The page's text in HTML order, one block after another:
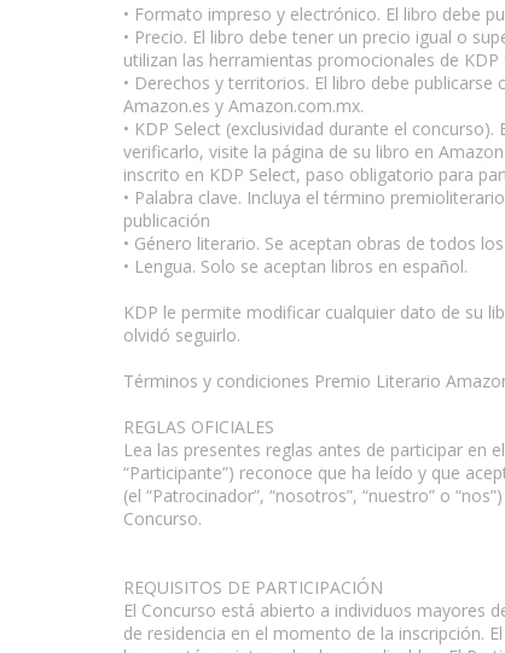
• Formato impreso y electrónico. El libro debe
• Precio. El libro debe tener un precio igual o
utilizan las herramientas promocionales de
• Derechos y territorios. El libro debe
Amazon.es y Amazon.com.mx.
• KDP Select (exclusividad durante el
verificarlo, visite la página de su libro en
inscrito en KDP Select, paso obligatorio para
• Palabra clave. Incluya el término
publicación
• Género literario. Se aceptan obras de todos
• Lengua. Solo se aceptan libros en español.
KDP le permite modificar cualquier dato de su
olvidó seguirlo.
Términos y condiciones Premio Literario
REGLAS OFICIALES
Lea las presentes reglas antes de participar en
“Participante”) reconoce que ha leído y que
(el “Patrocinador”, “nosotros”, “nuestro” o
Concurso.
REQUISITOS DE PARTICIPACIÓN
El Concurso está abierto a individuos mayores
de residencia en el momento de la inscripción.